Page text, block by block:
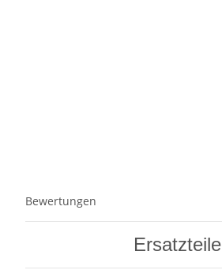
Bewertungen
Ersatzteile